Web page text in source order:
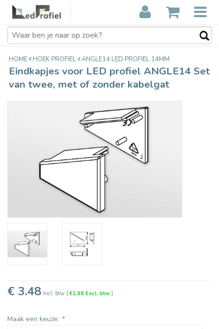
Eindkapjes voor LED profiel
ANGLE14 Set van twee, met of
zonder kabelgat
€3,48
HOME HOEK PROFIEL ANGLE14 LED PROFIEL 14MM
Eindkapjes voor LED profiel ANGLE14 Set
van twee, met of zonder kabelgat
€ 3.48 Incl. btw [€2,88 Excl. btw]
Maak een keuze: *